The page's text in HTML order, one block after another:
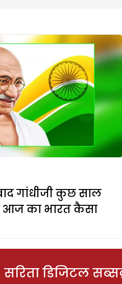
गांधीजी कुछ साल
आज का भारत कैसा
सरिता डिजिटल